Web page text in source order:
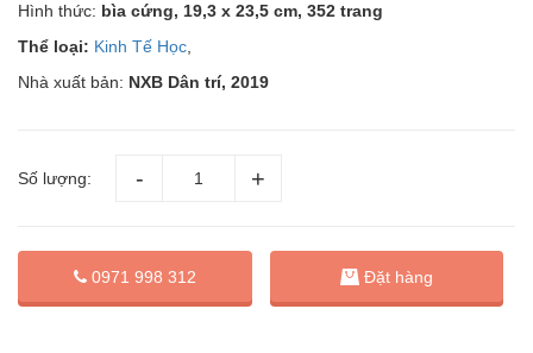
Hình thức: bìa cứng, 19,3 x 23,5 cm, 352 trang
Thể loại: Kinh Tế Học,
Nhà xuất bản: NXB Dân trí, 2019
Số lượng:
0971 998 312 Đặt hàng